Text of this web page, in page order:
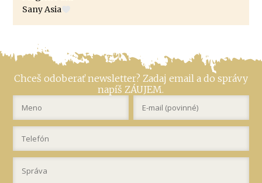
Sany Asia
Chceš odoberať newsletter? Zadaj email a do správy
napíš ZÁUJEM.